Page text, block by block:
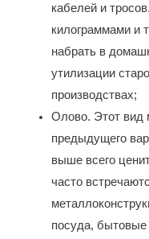
кабелей и
килограммами и
набрать в
утилизации
производствах;
Олово. Этот вид
предыдущего
выше всего
часто
посуда,